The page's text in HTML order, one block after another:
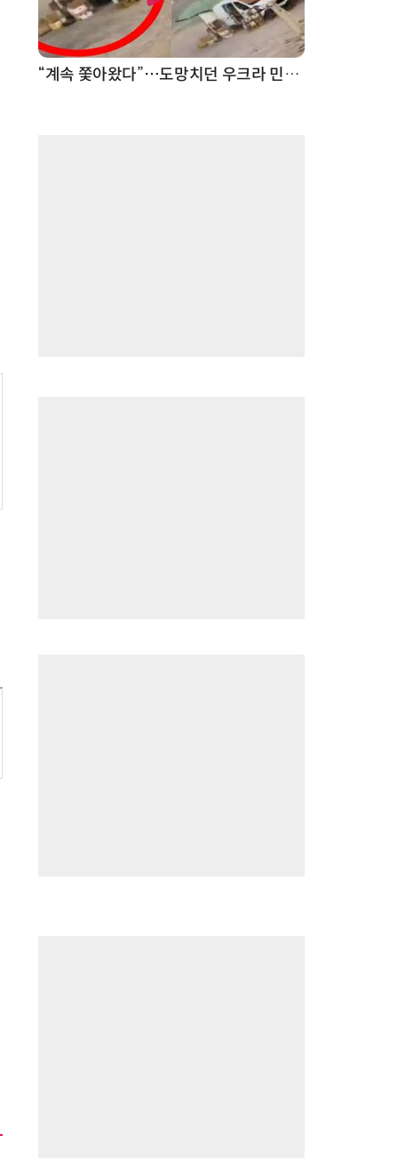
“계속 쫓아왔다”…도망치던 우크라 민간인 공격한 러 자폭 드론